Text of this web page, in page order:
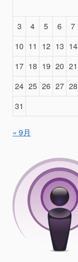
3
4 5 6 7
10 11 12 13 14
17 18 19 20 21
24 25 26 27 28
31
« 9月